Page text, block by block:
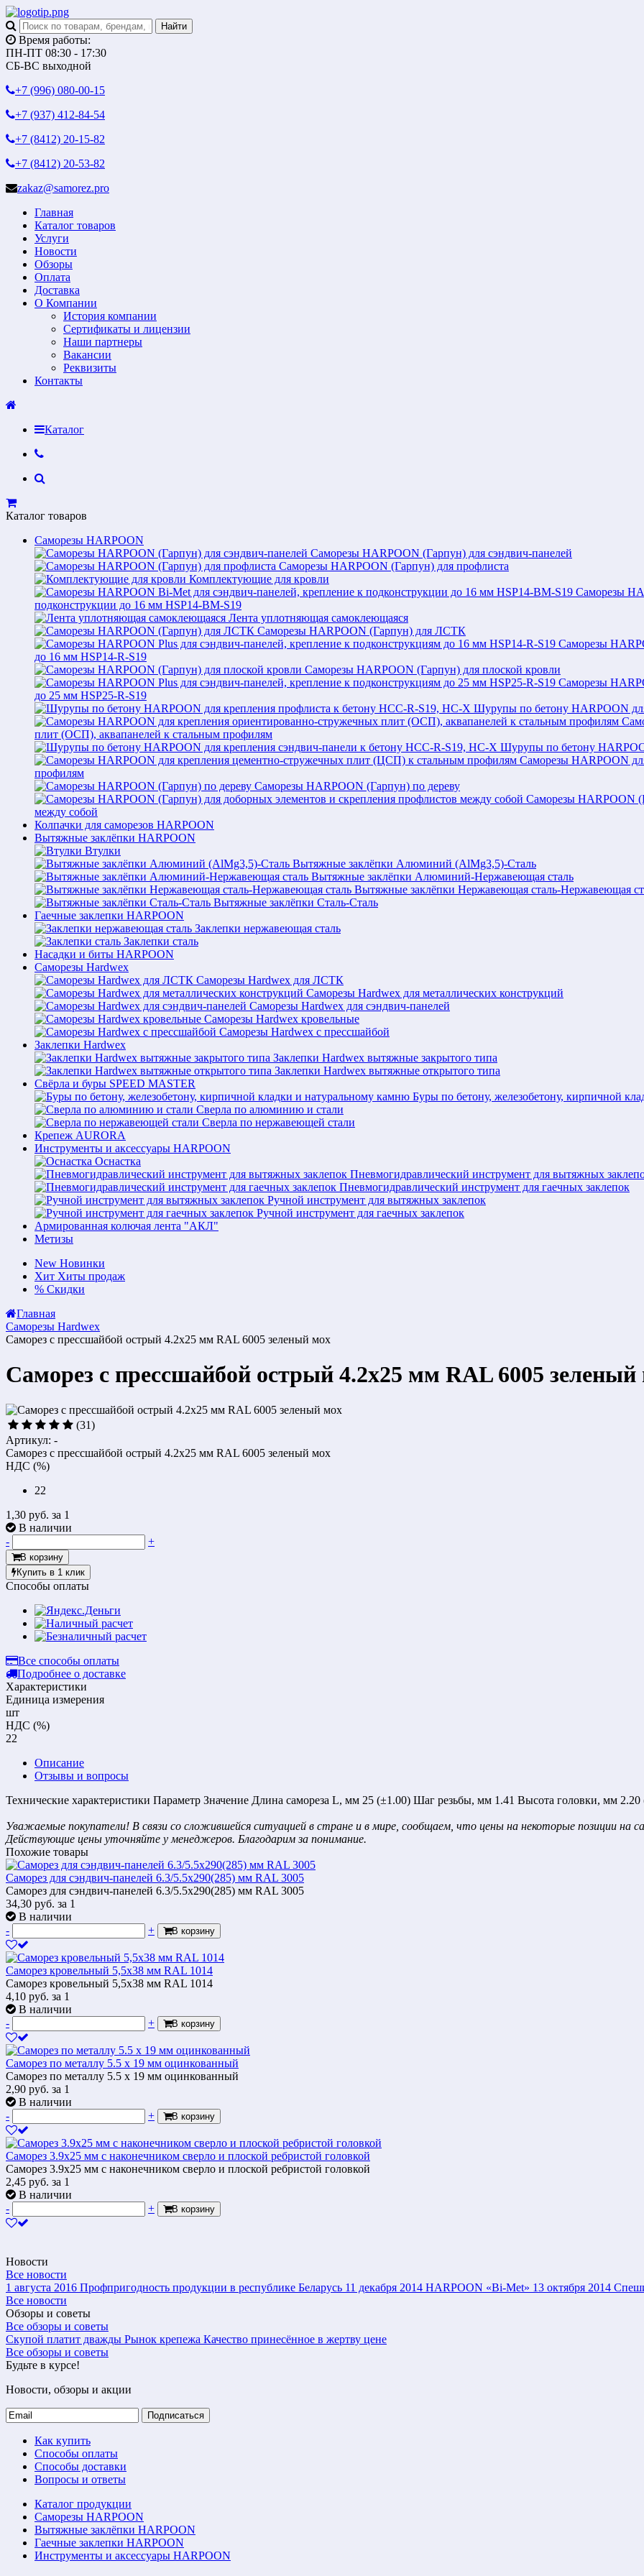
Время работы:
ПН-ПТ 08:30 - 17:30
СБ-ВС выходной
+7 (996) 080-00-15
+7 (937) 412-84-54
+7 (8412) 20-15-82
+7 (8412) 20-53-82
zakaz@samorez.pro
Главная
Каталог товаров
Услуги
Новости
Обзоры
Оплата
Доставка
О Компании
История компании
Сертификаты и лицензии
Наши партнеры
Вакансии
Реквизиты
Контакты
Каталог
Каталог товаров
Саморезы HARPOON
Саморезы HARPOON (Гарпун) для сэндвич-панелей
Саморезы HARPOON (Гарпун) для профлиста
Комплектующие для кровли
Саморезы
подконструкции до 16 мм HSP14-BM-S19
Лента уплотняющая самоклеющаяся
Саморезы HARPOON (Гарпун) для ЛСТК
Саморезы
до 16 мм HSP14-R-S19
Саморезы HARPOON (Гарпун) для плоской кровли
Саморезы
до 25 мм HSP25-R-S19
Шурупы по бетону HARPOON
плит (ОСП), аквапанелей к стальным профилям
Шурупы по бетону
Саморезы HARPOON
профилям
Саморезы HARPOON (Гарпун) по дереву
Саморезы HARPOON
между собой
Колпачки для саморезов HARPOON
Вытяжные заклёпки HARPOON
Втулки
Вытяжные заклёпки Алюминий (AlMg3,5)-Сталь
Вытяжные заклёпки Алюминий-Нержавеющая сталь
Вытяжные заклёпки Нержавеющая сталь-Нержавеющая
Вытяжные заклёпки Сталь-Сталь
Гаечные заклепки HARPOON
Заклепки нержавеющая сталь
Заклепки сталь
Насадки и биты HARPOON
Саморезы Hardwex
Саморезы Hardwex для ЛСТК
Саморезы Hardwex для металлических конструкций
Саморезы Hardwex для сэндвич-панелей
Саморезы Hardwex кровельные
Саморезы Hardwex с прессшайбой
Заклепки Hardwex
Заклепки Hardwex вытяжные закрытого типа
Заклепки Hardwex вытяжные открытого типа
Свёрла и буры SPEED MASTER
Буры по бетону, железобетону, кирпичной
Сверла по алюминию и стали
Сверла по нержавеющей стали
Крепеж AURORA
Инструменты и аксессуары HARPOON
Оснастка
Пневмогидравлический инструмент для вытяжных
Пневмогидравлический инструмент для гаечных заклепок
Ручной инструмент для вытяжных заклепок
Ручной инструмент для гаечных заклепок
Армированная колючая лента "АКЛ"
Метизы
New Новинки
Хит Хиты продаж
% Скидки
Главная
Саморезы Hardwex
Саморез с прессшайбой острый 4.2x25 мм RAL 6005 зеленый мох
Саморез с прессшайбой острый 4.2x25 мм RAL 6005 зеленый
(31)
Артикул: -
Саморез с прессшайбой острый 4.2x25 мм RAL 6005 зеленый мох
НДС (%)
22
1,30 руб. за 1
В наличии
-
+
В корзину
Купить в 1 клик
Способы оплаты
Все способы оплаты
Подробнее о доставке
Характеристики
Единица измерения
шт
НДС (%)
22
Описание
Отзывы и вопросы
Технические характеристики Параметр Значение Длина самореза L, мм 25 (±1.00) Шаг резьбы, мм 1.41 Высота головки, мм
Уважаемые покупатели! В связи со сложившейся ситуацией в стране и в мире, сообщаем, что цены на некоторые позиции
Действующие цены уточняйте у менеджеров. Благодарим за понимание.
Похожие товары
Саморез для сэндвич-панелей 6.3/5.5х290(285) мм RAL 3005
Саморез для сэндвич-панелей 6.3/5.5х290(285) мм RAL 3005
34,30 руб. за 1
В наличии
-
+ В корзину
Саморез кровельный 5,5х38 мм RAL 1014
Саморез кровельный 5,5х38 мм RAL 1014
4,10 руб. за 1
В наличии
-
+ В корзину
Саморез по металлу 5.5 х 19 мм оцинкованный
Саморез по металлу 5.5 х 19 мм оцинкованный
2,90 руб. за 1
В наличии
-
+ В корзину
Саморез 3.9х25 мм c наконечником сверло и плоской ребристой головкой
Саморез 3.9х25 мм c наконечником сверло и плоской ребристой головкой
2,45 руб. за 1
В наличии
-
+ В корзину
Новости
Все новости
1 августа 2016 Профпригодность продукции в республике Беларусь 11 декабря 2014 HARPOON «Bi-Met» 13 октября 2014
Все новости
Обзоры и советы
Все обзоры и советы
Скупой платит дважды Рынок крепежа Качество принесённое в жертву цене
Все обзоры и советы
Будьте в курсе!
Новости, обзоры и акции
Подписаться
Как купить
Способы оплаты
Способы доставки
Вопросы и ответы
Каталог продукции
Саморезы HARPOON
Вытяжные заклёпки HARPOON
Гаечные заклепки HARPOON
Инструменты и аксессуары HARPOON